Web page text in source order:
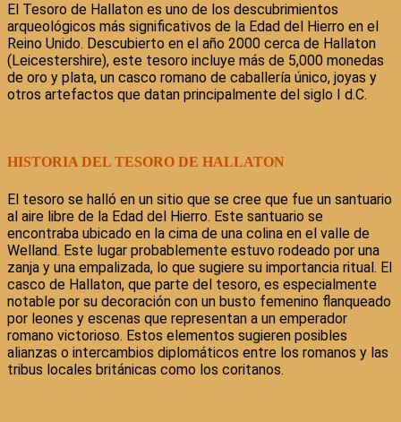
El Tesoro de Hallaton es uno de los descubrimientos
arqueológicos más significativos de la Edad del Hierro en el
Reino Unido. Descubierto en el año 2000 cerca de Hallaton
(Leicestershire), este tesoro incluye más de 5,000 monedas
de oro y plata, un casco romano de caballería único, joyas y
otros artefactos que datan principalmente del siglo I d.C.
HISTORIA DEL TESORO DE HALLATON
El tesoro se halló en un sitio que se cree que fue un santuario
al aire libre de la Edad del Hierro. Este santuario se
encontraba ubicado en la cima de una colina en el valle de
Welland. Este lugar probablemente estuvo rodeado por una
zanja y una empalizada, lo que sugiere su importancia ritual. El
casco de Hallaton, que parte del tesoro, es especialmente
notable por su decoración con un busto femenino flanqueado
por leones y escenas que representan a un emperador
romano victorioso. Estos elementos sugieren posibles
alianzas o intercambios diplomáticos entre los romanos y las
tribus locales británicas como los coritanos.